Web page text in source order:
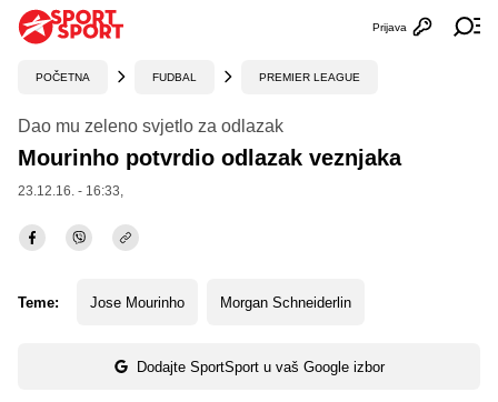
Otvori
Prijava
POČETNA FUDBAL PREMIER LEAGUE
Dao mu zeleno svjetlo za odlazak
Mourinho potvrdio odlazak veznjaka
23.12.16. - 16:33,
Teme: Jose Mourinho Morgan Schneiderlin
Dodajte SportSport u vaš Google izbor